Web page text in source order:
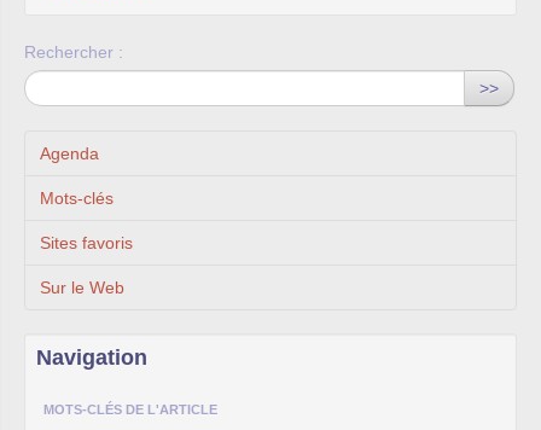
Rechercher :
>>
Agenda
Mots-clés
Sites favoris
Sur le Web
Navigation
MOTS-CLÉS DE L'ARTICLE